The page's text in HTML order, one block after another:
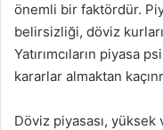
önemli bir faktördür.
belirsizliği, döviz
Yatırımcıların piyasa
kararlar almaktan
Döviz piyasası,